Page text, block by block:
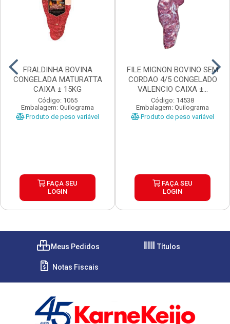
FRALDINHA BOVINA
CONGELADA MATURATTA
CAIXA ± 15KG
Código: 1065
Embalagem: Quilograma
Produto de peso variável
FAÇA SEU
LOGIN
FILE MIGNON BOVINO SEM
CORDAO 4/5 CONGELADO
VALENCIO CAIXA ±...
Código: 14538
Embalagem: Quilograma
Produto de peso variável
FAÇA SEU
LOGIN
Meus Pedidos Títulos
Notas Fiscais